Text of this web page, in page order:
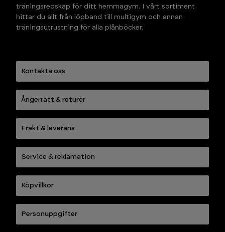
träningsredskap för ditt hemmagym. I vårt sortiment
hittar du allt från löpband till multigym och annan
träningsutrustning för alla plånböcker.
Kontakta oss
Ångerrätt & returer
Frakt & leverans
Service & reklamation
Köpvillkor
Personuppgifter